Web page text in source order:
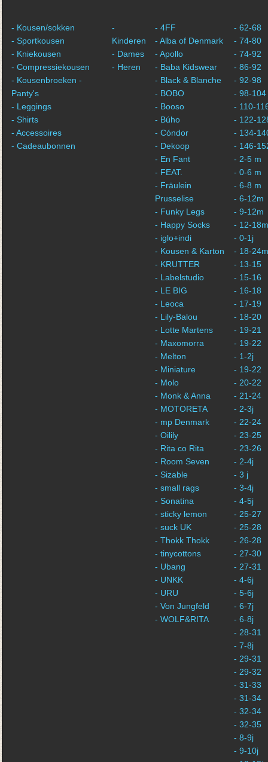
- Kousen/sokken
- Sportkousen
- Kniekousen
- Compressiekousen
- Kousenbroeken -
Panty's
- Leggings
- Shirts
- Accessoires
- Cadeaubonnen
-
Kinderen
- Dames
- Heren
- 4FF
- Alba of Denmark
- Apollo
- Baba Kidswear
- Black & Blanche
- BOBO
- Booso
- Búho
- Cóndor
- Dekoop
- En Fant
- FEAT.
- Fräulein
Prusselise
- Funky Legs
- Happy Socks
- iglo+indi
- Kousen & Karton
- KRUTTER
- Labelstudio
- LE BIG
- Leoca
- Lily-Balou
- Lotte Martens
- Maxomorra
- Melton
- Miniature
- Molo
- Monk & Anna
- MOTORETA
- mp Denmark
- Oilily
- Rita co Rita
- Room Seven
- Sizable
- small rags
- Sonatina
- sticky lemon
- suck UK
- Thokk Thokk
- tinycottons
- Ubang
- UNKK
- URU
- Von Jungfeld
- WOLF&RITA
- 62-68
- 74-80
- 74-92
- 86-92
- 92-98
- 98-104
- 110-
- 122-
- 134-
- 146-
- 2-5 m
- 0-6 m
- 6-8 m
- 6-12m
- 9-12m
- 12-18m
- 0-1j
- 18-24m
- 13-15
- 15-16
- 16-18
- 17-19
- 18-20
- 19-21
- 19-22
- 1-2j
- 19-22
- 20-22
- 21-24
- 2-3j
- 22-24
- 23-25
- 23-26
- 2-4j
- 3 j
- 3-4j
- 4-5j
- 25-27
- 25-28
- 26-28
- 27-30
- 27-31
- 4-6j
- 5-6j
- 6-7j
- 6-8j
- 28-31
- 7-8j
- 29-31
- 29-32
- 31-33
- 31-34
- 32-34
- 32-35
- 8-9j
- 9-10j